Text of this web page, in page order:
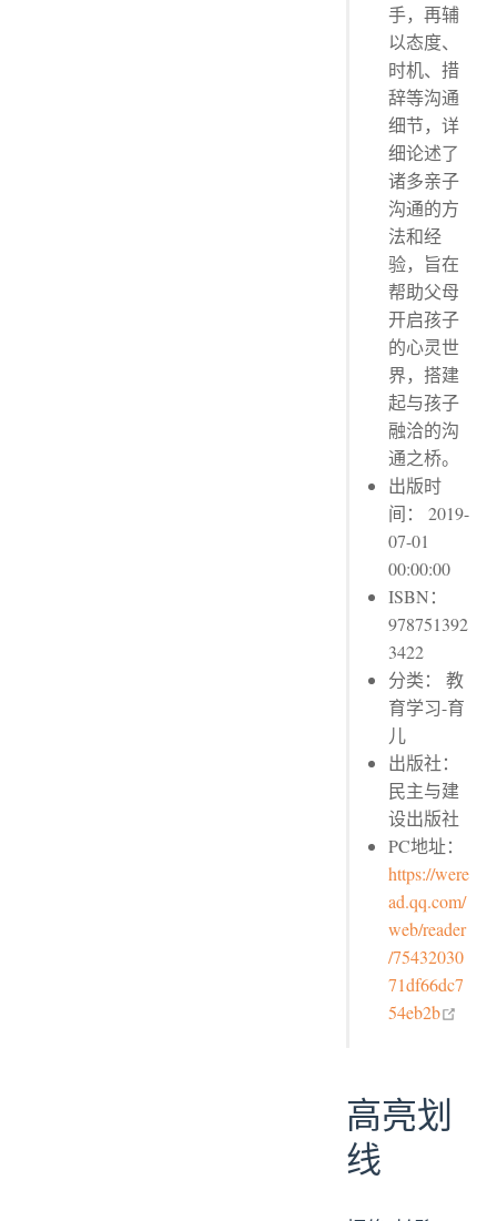
手，再辅
以态度、
时机、措
辞等沟通
细节，详
细论述了
诸多亲子
沟通的方
法和经
验，旨在
帮助父母
开启孩子
的心灵世
界，搭建
起与孩子
融洽的沟
通之桥。
出版时
间： 2019-
07-01
00:00:00
ISBN：
978751392
3422
分类： 教
育学习-育
儿
出版社：
民主与建
设出版社
PC地址：
https://were
ad.qq.com/
web/reader
/75432030
71df66dc7
54eb2b
高亮划
线